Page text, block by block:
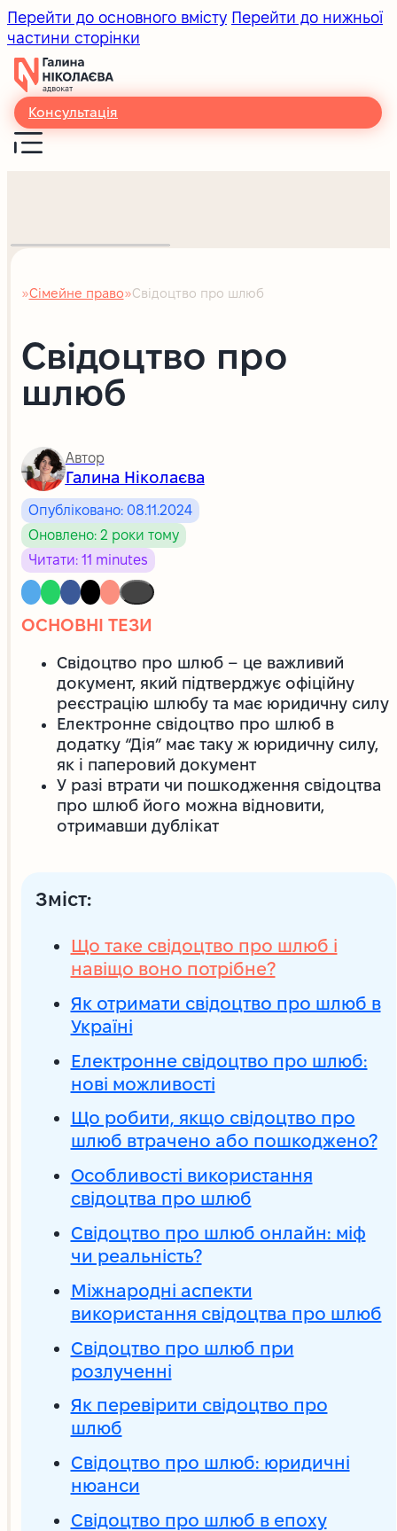
Перейти до основного вмісту Перейти до нижньої
частини сторінки
Консультація
Головна
Сімейне право Свідоцтво про шлюб
Свідоцтво про
шлюб
Автор
Галина Ніколаєва
Опубліковано: 08.11.2024
Оновлено: 2 роки тому
Читати: 11 minutes
ОСНОВНІ ТЕЗИ
Свідоцтво про шлюб – це важливий
документ, який підтверджує офіційну
реєстрацію шлюбу та має юридичну силу
Електронне свідоцтво про шлюб в
додатку “Дія” має таку ж юридичну силу,
як і паперовий документ
У разі втрати чи пошкодження свідоцтва
про шлюб його можна відновити,
отримавши дублікат
Зміст:
Що таке свідоцтво про шлюб і
навіщо воно потрібне?
Як отримати свідоцтво про шлюб в
Україні
Електронне свідоцтво про шлюб:
нові можливості
Що робити, якщо свідоцтво про
шлюб втрачено або пошкоджено?
Особливості використання
свідоцтва про шлюб
Свідоцтво про шлюб онлайн: міф
чи реальність?
Міжнародні аспекти
використання свідоцтва про шлюб
Свідоцтво про шлюб при
розлученні
Як перевірити свідоцтво про
шлюб
Свідоцтво про шлюб: юридичні
нюанси
Свідоцтво про шлюб в епоху